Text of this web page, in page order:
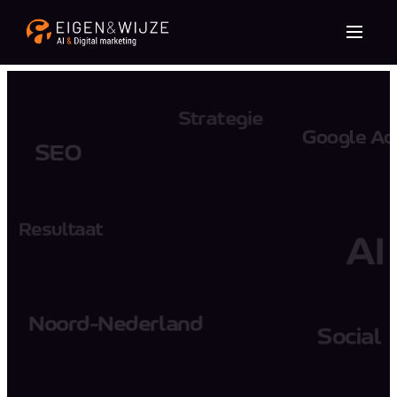
SEO
Google
AI
Noord-Nederland
Social
Strategie
Resultaat